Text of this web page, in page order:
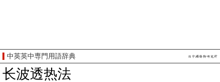
中英英中専門用語辞典
长波透热法